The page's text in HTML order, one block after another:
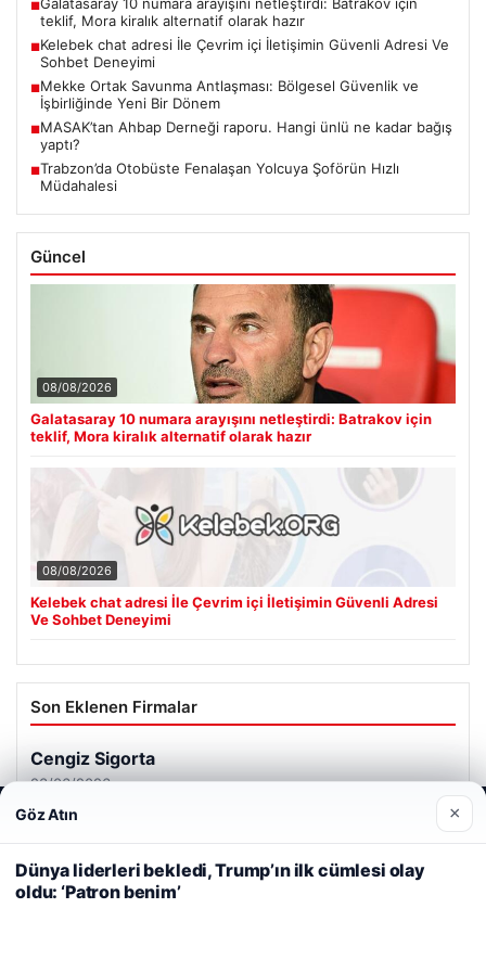
■
teklif, Mora kiralık alternatif olarak hazır
■Kelebek chat adresi İle Çevrim içi İletişimin Güvenli Adresi Ve
Sohbet Deneyimi
■Mekke Ortak Savunma Antlaşması: Bölgesel Güvenlik ve
İşbirliğinde Yeni Bir Dönem
■MASAK’tan Ahbap Derneği raporu. Hangi ünlü ne kadar bağış
yaptı?
■Trabzon’da Otobüste Fenalaşan Yolcuya Şoförün Hızlı
Müdahalesi
Güncel
08/08/2026
Galatasaray 10 numara arayışını netleştirdi: Batrakov için
teklif, Mora kiralık alternatif olarak hazır
08/08/2026
Kelebek chat adresi İle Çevrim içi İletişimin Güvenli Adresi
Ve Sohbet Deneyimi
Son Eklenen Firmalar
Cengiz Sigorta
23/06/2026
Web sitemizi nasıl kullandığınızı daha iyi anlayabilmek,
deneyiminizi kişiselleştirmek ve geliştirmek amacıyla çerezler
kullanıyoruz. Çerez Politikamız
Reddet Kabul Et
Göz Atın ×
Dünya liderleri bekledi, Trump’ın ilk cümlesi olay
oldu: ‘Patron benim’